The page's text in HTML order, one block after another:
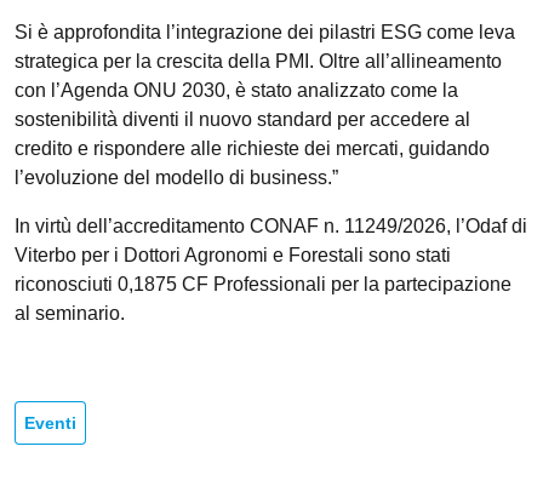
Si è approfondita l’integrazione dei pilastri ESG come leva
strategica per la crescita della PMI. Oltre all’allineamento
con l’Agenda ONU 2030, è stato analizzato come la
sostenibilità diventi il nuovo standard per accedere al
credito e rispondere alle richieste dei mercati, guidando
l’evoluzione del modello di business.”
In virtù dell’accreditamento CONAF n. 11249/2026, l’Odaf di
Viterbo per i Dottori Agronomi e Forestali sono stati
riconosciuti 0,1875 CF Professionali per la partecipazione
al seminario.
Eventi